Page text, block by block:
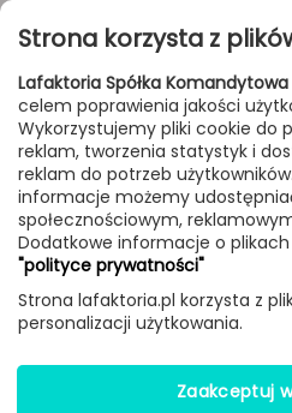
Przejdź do treści
FILTROWANIE &
Lampy Producenci
Alicudi lampa
Strona korzysta z
Lafaktoria Spółka Komandytowa
celem poprawienia jakości
Wykorzystujemy pliki cookie do
reklam, tworzenia statystyk i
reklam do potrzeb
informacje możemy
społecznościowym,
Dodatkowe informacje o
"polityce prywatności"
Strona lafaktoria.pl korzysta z
personalizacji użytkowania.
Zaakceptuj